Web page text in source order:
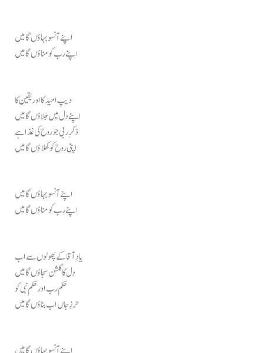
اپنے آنسو بہاؤں گا میں
اپنے رب کو مناؤں گا میں
دیپ امید کا اور یقین کا
اپنے دل میں جلاؤں گا میں
ذکرِ ربی جو روح کی غذا ہے
اپنی روح کو کھلاؤں گا میں
اپنے آنسو بہاؤں گا میں
اپنے رب کو مناؤں گا میں
یادِ آقا کے پھولوں سے اب
دل کا گلشن سجاؤں گا میں
حکمِ رب اور حکمِ نبی کو
حرزِ جاں اب بناؤں گا میں